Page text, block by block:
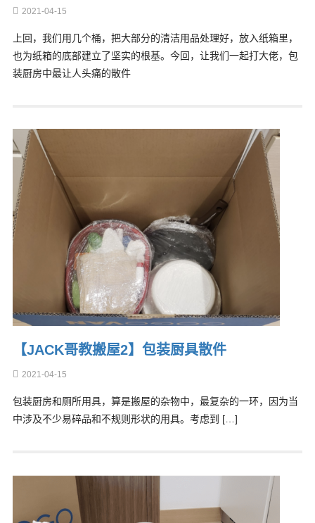
2021-04-15
上回，我们用几个桶，把大部分的清洁用品处理好，放入纸箱里，
也为纸箱的底部建立了坚实的根基。今回，让我们一起打大佬，包
装厨房中最让人头痛的散件
【JACK哥教搬屋2】包装厨具散件
2021-04-15
包装厨房和厕所用具，算是搬屋的杂物中，最复杂的一环，因为当
中涉及不少易碎品和不规则形状的用具。考虑到 […]